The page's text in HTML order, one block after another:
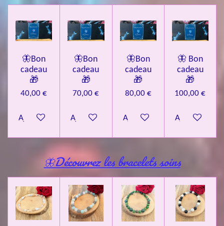
🦋Bon
cadeau
🎁
40,00 €
Ajouter au panier
🦋Bon
cadeau
🎁
70,00 €
Ajouter au panier
🦋Bon
cadeau
🎁
80,00 €
Ajouter au panier
🦋 Bon
cadeau
🎁
100,00 €
Ajouter au
🦋Découvrez les bracelets soins